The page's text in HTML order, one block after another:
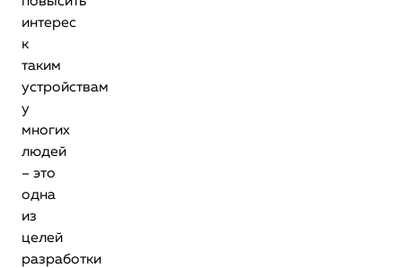
интерес
к
таким
устройствам
у
многих
людей
– это
одна
из
целей
разработки